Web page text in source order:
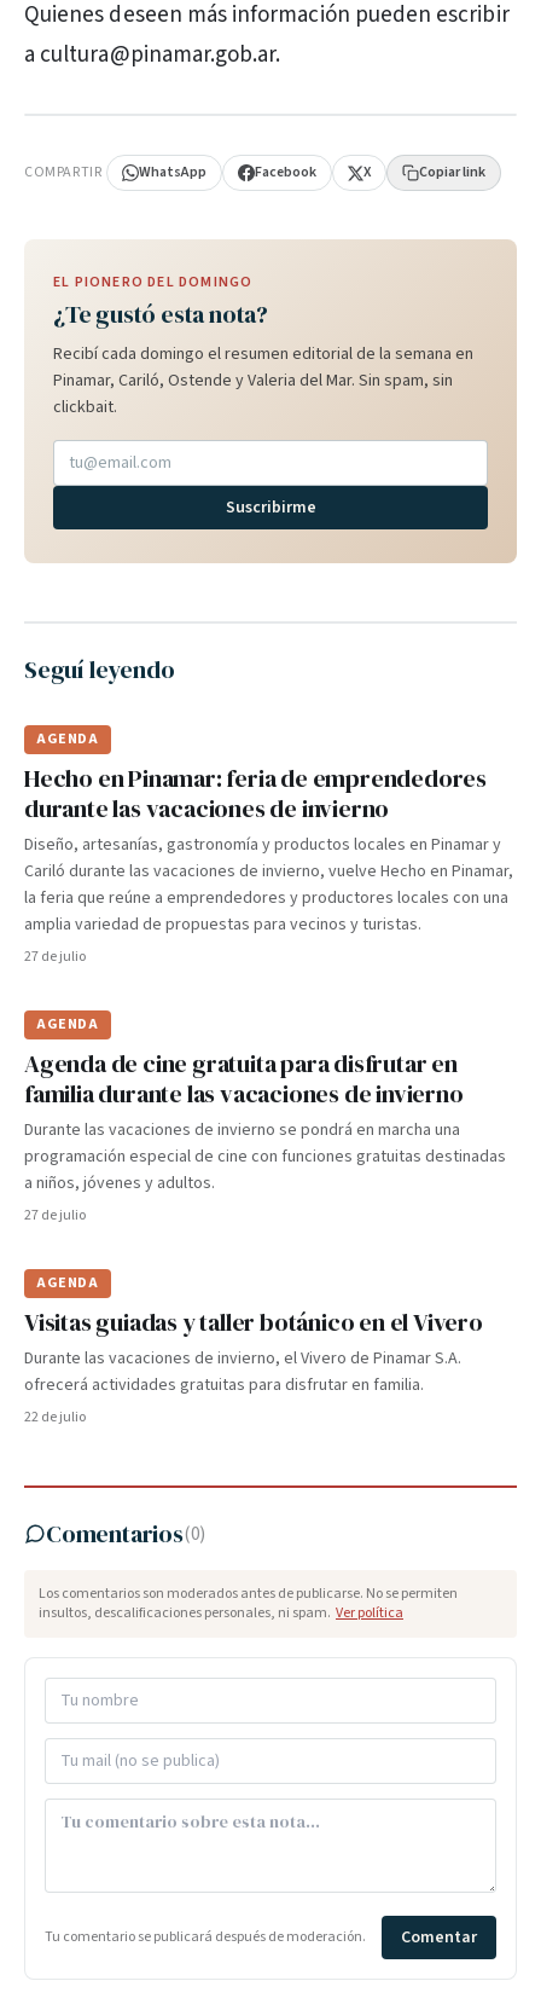
Quienes deseen más información pueden escribir
a cultura@pinamar.gob.ar.
COMPARTIR WhatsApp Facebook X Copiar link
EL PIONERO DEL DOMINGO
¿Te gustó esta nota?
Recibí cada domingo el resumen editorial de la semana en
Pinamar, Cariló, Ostende y Valeria del Mar. Sin spam, sin
clickbait.
Suscribirme
Seguí leyendo
AGENDA
Hecho en Pinamar: feria de emprendedores
durante las vacaciones de invierno
Diseño, artesanías, gastronomía y productos locales en Pinamar y
Cariló durante las vacaciones de invierno, vuelve Hecho en Pinamar,
la feria que reúne a emprendedores y productores locales con una
amplia variedad de propuestas para vecinos y turistas.
27 de julio
AGENDA
Agenda de cine gratuita para disfrutar en
familia durante las vacaciones de invierno
Durante las vacaciones de invierno se pondrá en marcha una
programación especial de cine con funciones gratuitas destinadas
a niños, jóvenes y adultos.
27 de julio
AGENDA
Visitas guiadas y taller botánico en el Vivero
Durante las vacaciones de invierno, el Vivero de Pinamar S.A.
ofrecerá actividades gratuitas para disfrutar en familia.
22 de julio
Comentarios(0)
Los comentarios son moderados antes de publicarse. No se permiten
insultos, descalificaciones personales, ni spam. Ver política
Tu comentario se publicará después de moderación. Comentar